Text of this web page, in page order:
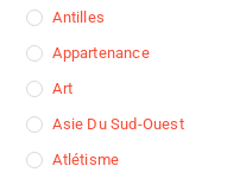
Antilles
Appartenance
Art
Asie Du Sud-Ouest
Atlétisme